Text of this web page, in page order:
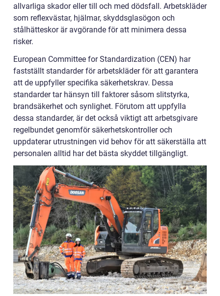
allvarliga skador eller till och med dödsfall. Arbetskläder
som reflexvästar, hjälmar, skyddsglasögon och
stålhätteskor är avgörande för att minimera dessa
risker.
European Committee for Standardization (CEN) har
fastställt standarder för arbetskläder för att garantera
att de uppfyller specifika säkerhetskrav. Dessa
standarder tar hänsyn till faktorer såsom slitstyrka,
brandsäkerhet och synlighet. Förutom att uppfylla
dessa standarder, är det också viktigt att arbetsgivare
regelbundet genomför säkerhetskontroller och
uppdaterar utrustningen vid behov för att säkerställa att
personalen alltid har det bästa skyddet tillgängligt.